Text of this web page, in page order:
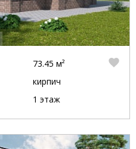
73.45 м²
кирпич
1 этаж